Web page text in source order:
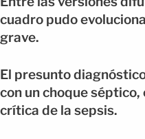
cuadro pudo
grave.
El presunto
con un choque
crítica de la sepsis.